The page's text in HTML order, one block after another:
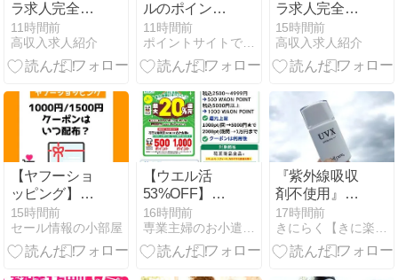
ラ求人完全ガ
イド｜熊本
市・下通・新
市街・光の
名・荒尾・八
代・人吉・天
草で働く街の
選び方
11時間前
高収入求人紹介
ルのポイント
交換
11時間前
ポイントサイトで小さく稼ぐ
ラ求人完全ガ
イド｜長崎
市・思案橋・
銅座・浜町・
早・大村・島
原・平戸・五
島の街選び
15時間前
高収入求人紹介
【ヤフーショ
ッピング】5
のつく日
「1500円クー
ポン」はいつ
15時間前
セール情報の小部屋
【ウエル活
53%OFF】花
王まとめ買い
で最大20％還
元！対象商
16時間前
『紫外線吸収
剤不使用』一
度使ったら手
放せない！
【セルピュア
17時間前